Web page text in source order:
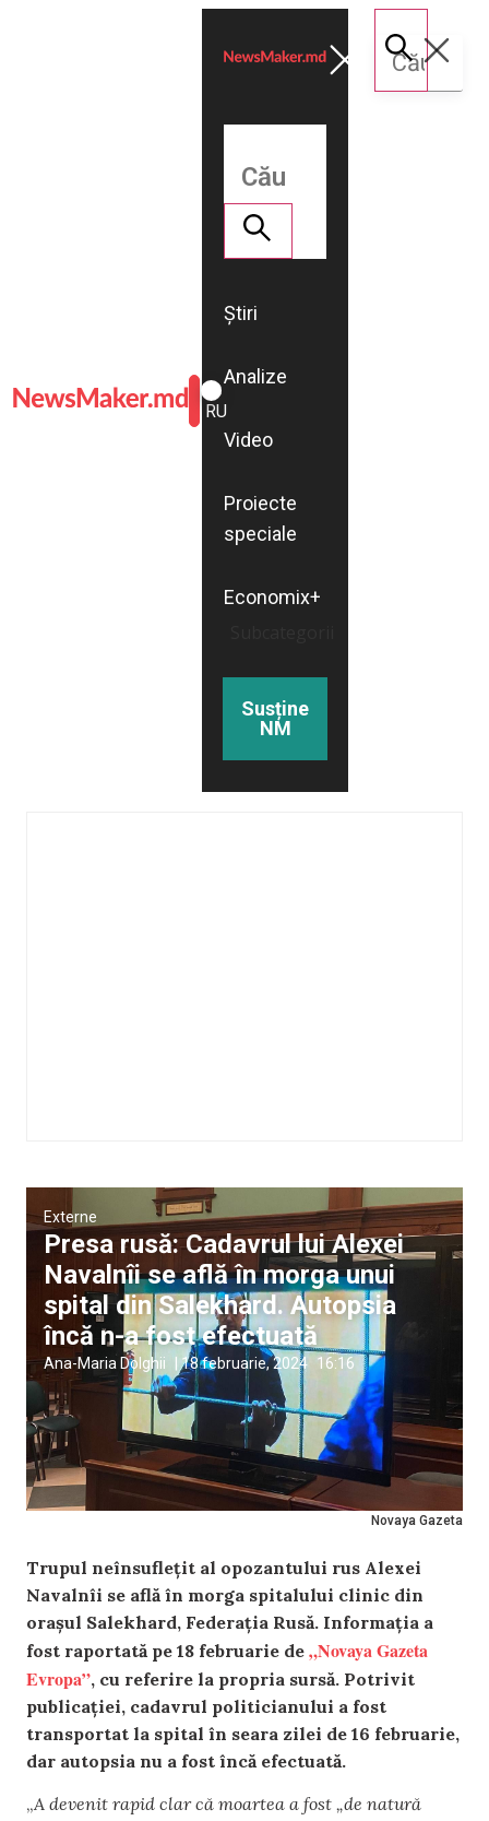
ROMÂNĂ
RU
Știri
Analize
Video
Proiecte
speciale
Economix+
Susține
NM
Novaya Gazeta
Externe
Presa rusă: Cadavrul lui Alexei
Navalnîi se află în morga unui
spital din Salekhard. Autopsia
încă n-a fost efectuată
Ana-Maria Dolghii 18 februarie, 2024 16:16
Trupul neînsuflețit al opozantului rus Alexei
Navalnîi se află în morga spitalului clinic din
orașul Salekhard, Federația Rusă. Informația a
fost raportată pe 18 februarie de „Novaya Gazeta
Evropa”, cu referire la propria sursă. Potrivit
publicației, cadavrul politicianului a fost
transportat la spital în seara zilei de 16 februarie,
dar autopsia nu a fost încă efectuată.
„A devenit rapid clar că moartea a fost „de natură